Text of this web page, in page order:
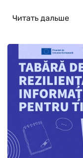
Читать дальше